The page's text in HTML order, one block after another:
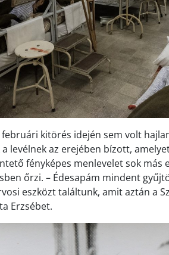
kitörés idején sem volt
levélnek az erejében bízott,
fényképes menlevelet sok más
őrzi. – Édesapám mindent
eszközt találtunk, amit aztán a
Erzsébet.